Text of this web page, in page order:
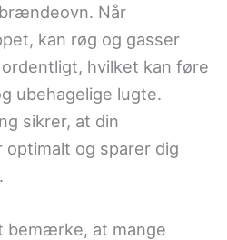
Når
kan røg og gasser
hvilket kan føre
ubehagelige lugte.
sikrer, at din
og sparer dig
bemærke, at mange